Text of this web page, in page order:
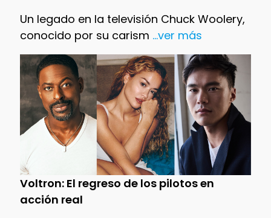
Un legado en la televisión Chuck Woolery,
conocido por su carism ...ver más
Voltron: El regreso de los pilotos en
acción real